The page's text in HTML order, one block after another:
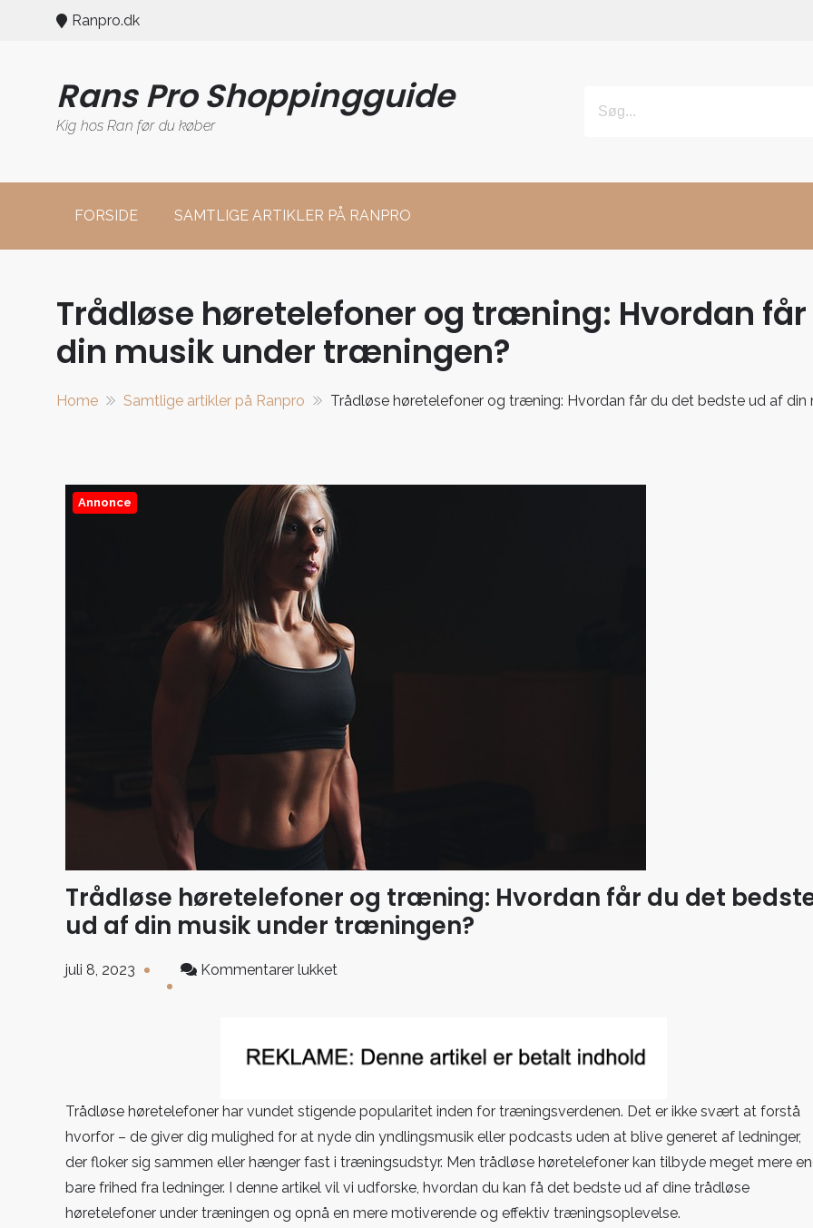
Ranpro.dk
Rans Pro Shoppingguide
Kig hos Ran før du køber
FORSIDE SAMTLIGE ARTIKLER PÅ RANPRO
Trådløse høretelefoner og træning: Hvordan
din musik under træningen?
Home Samtlige artikler på Ranpro Trådløse høretelefoner og træning: Hvordan får du det bedste ud af
Annonce
Trådløse høretelefoner og træning: Hvordan får du det
ud af din musik under træningen?
juli 8, 2023 Kommentarer lukkettil
træning:
får
du
bedste
ud
af
Trådløse høretelefoner har vundet stigende popularitet inden for træningsverdenen. Det er ikke svært at forstå
hvorfor – de giver dig mulighed for at nyde din yndlingsmusik eller podcasts uden at blive generet af ledninger,
der floker sig sammen eller hænger fast i træningsudstyr. Men trådløse høretelefoner kan tilbyde meget mere
bare frihed fra ledninger. I denne artikel vil vi udforske, hvordan du kan få det bedste ud af dine trådløse
høretelefoner under træningen og opnå en mere motiverende og effektiv træningsoplevelse.